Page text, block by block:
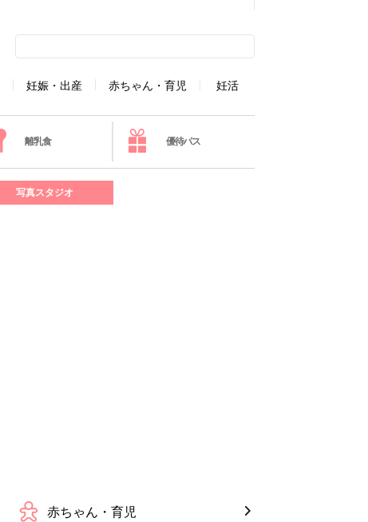
妊娠・出産 赤ちゃん・育児 妊活
離乳食 優待パス
写真スタジオ
赤ちゃん・育児